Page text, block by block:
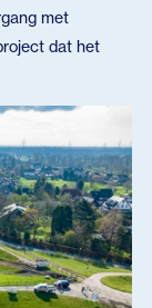
met
dat het